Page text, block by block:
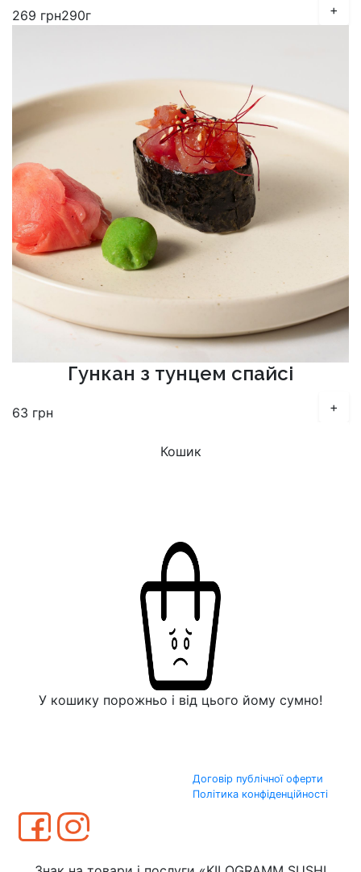
269 грн290г +
Гункан з тунцем спайсі
63 грн +
Кошик
У кошику порожньо і від цього йому сумно!
Договір публічної оферти
Політика конфіденційності